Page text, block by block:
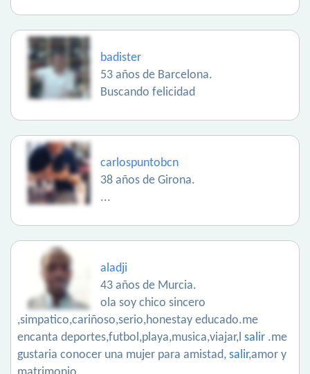
badister
53 años de Barcelona.
Buscando felicidad
carlospuntobcn
38 años de Girona.
...
aladji
43 años de Murcia.
ola soy chico sincero
,simpatico,cariñoso,serio,honestay educado.me
encanta deportes,futbol,playa,musica,viajar,l salir .me
gustaria conocer una mujer para amistad, salir,amor y